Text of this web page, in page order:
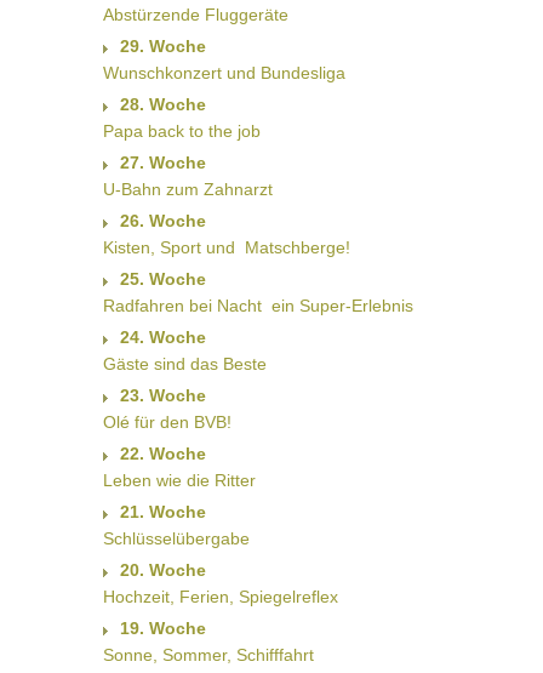
Abstürzende Fluggeräte
29. Woche
Wunschkonzert und Bundesliga
28. Woche
Papa back to the job
27. Woche
U-Bahn zum Zahnarzt
26. Woche
Kisten, Sport und  Matschberge!
25. Woche
Radfahren bei Nacht  ein Super-Erlebnis
24. Woche
Gäste sind das Beste
23. Woche
Olé für den BVB!
22. Woche
Leben wie die Ritter
21. Woche
Schlüsselübergabe
20. Woche
Hochzeit, Ferien, Spiegelreflex
19. Woche
Sonne, Sommer, Schifffahrt